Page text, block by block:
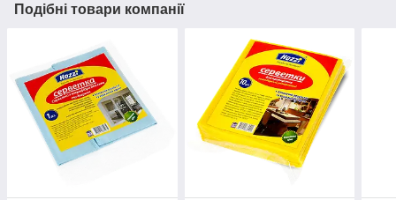
Подібні товари компанії